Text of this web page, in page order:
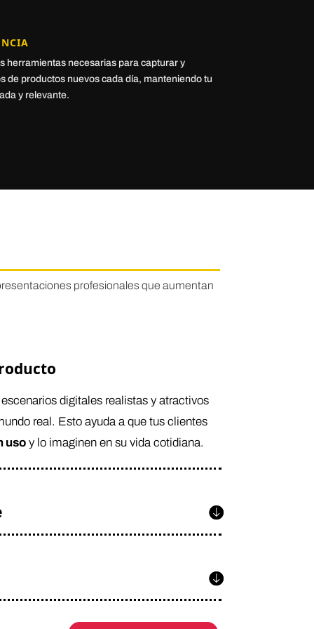
herramientas necesarias para capturar y
de productos nuevos cada día, manteniendo tu
y relevante.
profesionales que aumentan
digitales realistas y atractivos
real. Esto ayuda a que tus clientes
usoy lo imaginen en su vida cotidiana.